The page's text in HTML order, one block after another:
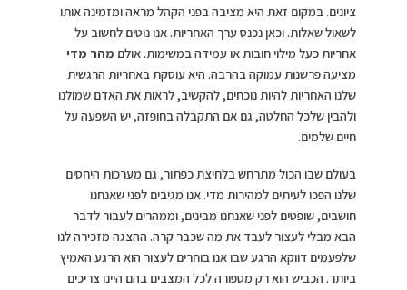
ציונים. במקום זאת היא מציבה בפני הקהל מראה ומזמינה אותו
לשאול שאלות. וכאן נכנס ערך האחריות. אנו נוטים לחשוב על
אחריות כעל מילוי חובות או עמידה במשימות. אולם מהר מדי
מציעה פרשנות עמוקה בהרבה. היא עוסקת באחריות הרגשית
שלנו האחריות להיות נוכחים, להקשיב, לראות את האדם שמולנו
ולהבין שלכל החלטה, גם אם התקבלה בחופזה, יש השפעה על
חיים שלמים.
בעולם שבו הכול מתרחש בלחיצת כפתור, גם מערכות היחסים
שלנו הפכו לעיתים למהירות מדי. אנו מגיבים לפני שאנחנו
חושבים, שופטים לפני שאנחנו מבינים, וממהרים לעבור לדבר
הבא מבלי לעצור לעבד את מה שכבר קרה. ההצגה מזכירה לנו
שלפעמים דווקא הרגע שבו אנו בוחרים לעצור הוא הרגע האמיץ
ביותר. הכביש הוא רק מטפורה לכל המצבים בהם היינו צריכים